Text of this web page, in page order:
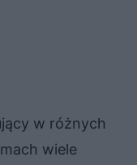
w różnych
wiele